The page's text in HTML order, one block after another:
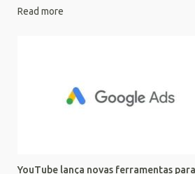
Read more
YouTube lança novas ferramentas